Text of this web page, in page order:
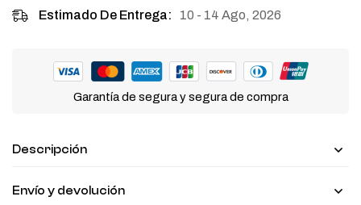
Estimado De Entrega: 10 - 14 Ago, 2026
Garantía de segura y segura de compra
Descripción
Envío y devolución